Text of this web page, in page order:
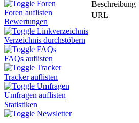
Foren
Foren auflisten
Bewertungen
Linkverzeichnis
Verzeichnis durchstöbern
FAQs
FAQs auflisten
Tracker
Tracker auflisten
Umfragen
Umfragen auflisten
Statistiken
Newsletter
Beschreibung
URL